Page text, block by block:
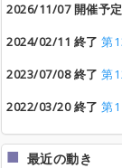
2026/11/07 開催予定
2024/02/11 終了 第
2023/07/08 終了 第
2022/03/20 終了 第
最近の動き